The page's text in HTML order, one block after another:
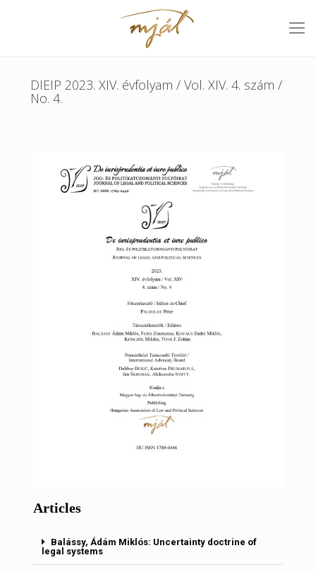
DIEIP 2023. XIV. évfolyam / Vol. XIV. 4. szám /
No. 4.
Articles
Balássy, Ádám Miklós: Uncertainty doctrine of
legal systems